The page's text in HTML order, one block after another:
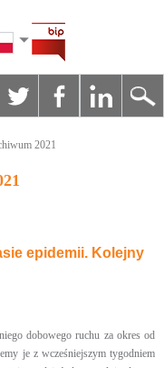
2021
epidemii. Kolejny
dobowego ruchu za okres od
je z wcześniejszym tygodniem